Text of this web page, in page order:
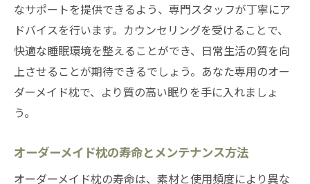
なサポートを提供できるよう、専門スタッフが丁寧にア
ドバイスを行います。カウンセリングを受けることで、
快適な睡眠環境を整えることができ、日常生活の質を向
上させることが期待できるでしょう。あなた専用のオー
ダーメイド枕で、より質の高い眠りを手に入れましょ
う。
オーダーメイド枕の寿命とメンテナンス方法
オーダーメイド枕の寿命は、素材と使用頻度により異な